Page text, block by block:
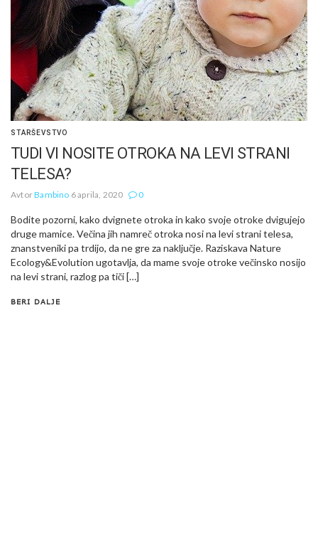
STARŠEVSTVO
TUDI VI NOSITE OTROKA NA LEVI STRANI
TELESA?
AvtorBambino 6 aprila, 2020 0
Bodite pozorni, kako dvignete otroka in kako svoje otroke dvigujejo
druge mamice. Večina jih namreč otroka nosi na levi strani telesa,
znanstveniki pa trdijo, da ne gre za naključje. Raziskava Nature
Ecology&Evolution ugotavlja, da mame svoje otroke večinsko nosijo
na levi strani, razlog pa tiči […]
BERI DALJE